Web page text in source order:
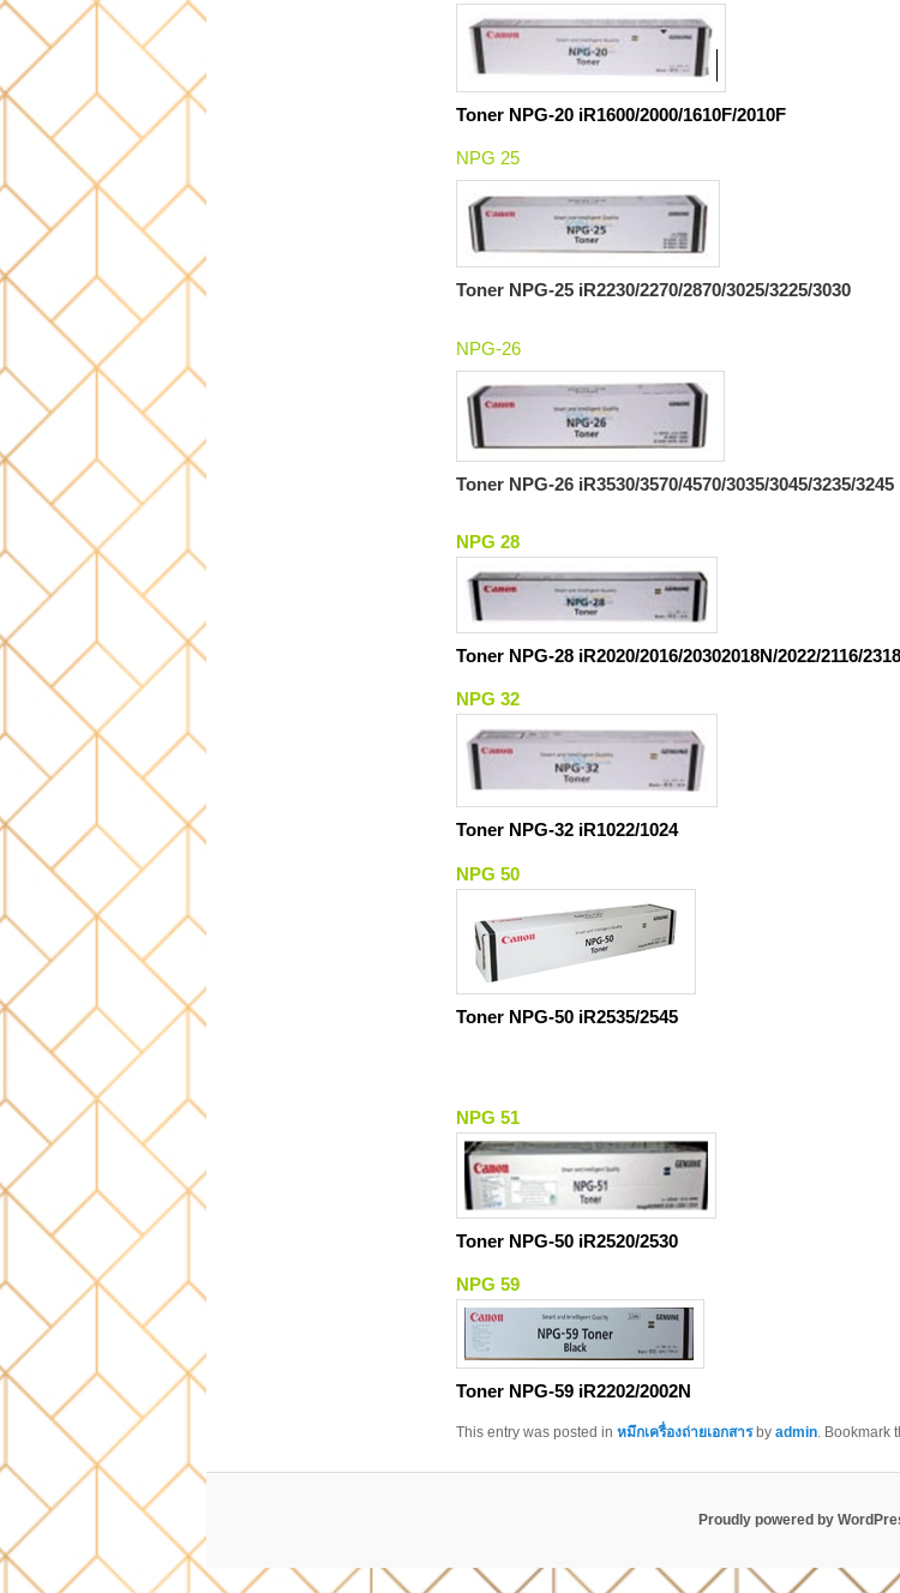
Toner NPG-20 iR1600/2000/1610F/2010F
NPG 25
Toner NPG-25 iR2230/2270/2870/3025/3225/3030
NPG-26
Toner NPG-26 iR3530/3570/4570/3035/3045/3235/3245
NPG 28
Toner NPG-28 iR2020/2016/20302018N/2022/2116/
NPG 32
Toner NPG-32 iR1022/1024
NPG 50
Toner NPG-50 iR2535/2545
NPG 51
Toner NPG-50 iR2520/2530
NPG 59
Toner NPG-59 iR2202/2002N
This entry was posted in หมึกเครื่องถ่ายเอกสารby admin. Bookmark
Proudly powered by